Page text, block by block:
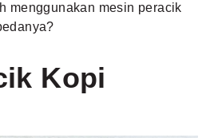
menggunakan mesin peracik
Kopi